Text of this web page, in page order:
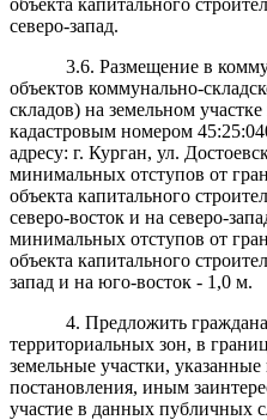
северо-запад.
3.6. Размещение в
объектов коммунально-
складов) на земельном
кадастровым номером
адресу: г. Курган, ул.
минимальных отступов от
объекта капитального
северо-восток и на северо-
минимальных отступов от
объекта капитального
запад и на юго-восток - 1,0 м.
4. Предложить
территориальных зон, в
земельные участки,
постановления, иным
участие в данных публичных